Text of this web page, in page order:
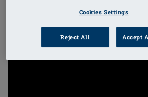
Cookies Settings
Reject All Accept